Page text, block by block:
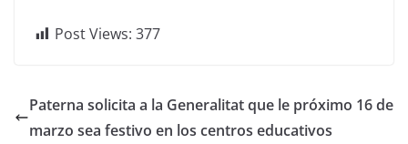
Post Views: 377
Paterna solicita a la Generalitat que le próximo 16 de
marzo sea festivo en los centros educativos